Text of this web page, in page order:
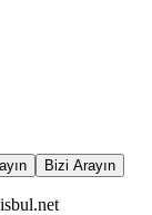
Bizi Arayın
isbul.net